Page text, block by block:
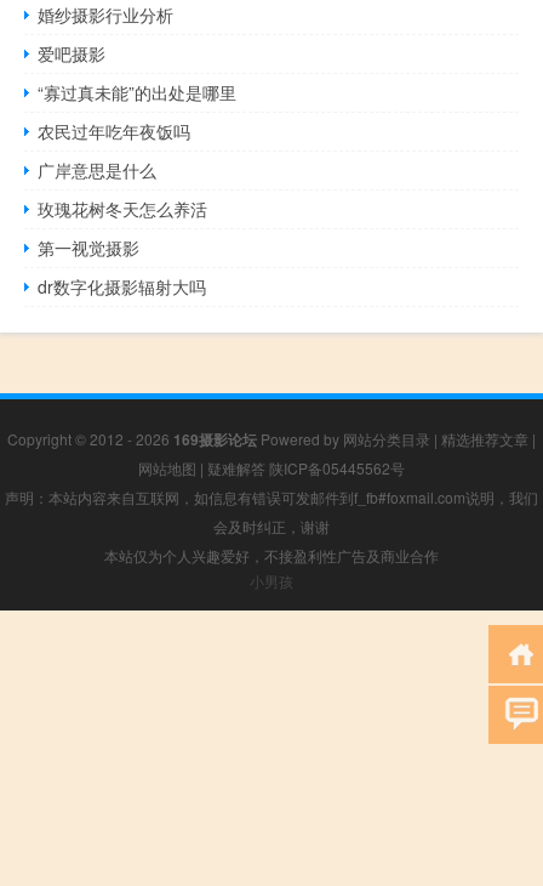
婚纱摄影行业分析
爱吧摄影
“寡过真未能”的出处是哪里
农民过年吃年夜饭吗
广岸意思是什么
玫瑰花树冬天怎么养活
第一视觉摄影
dr数字化摄影辐射大吗
Copyright © 2012 - 2026 169摄影论坛 Powered by 网站分类目录 | 精选推荐文章 |
网站地图 | 疑难解答 陕ICP备05445562号
声明：本站内容来自互联网，如信息有错误可发邮件到f_fb#foxmail.com说明，我们
会及时纠正，谢谢
本站仅为个人兴趣爱好，不接盈利性广告及商业合作
小男孩